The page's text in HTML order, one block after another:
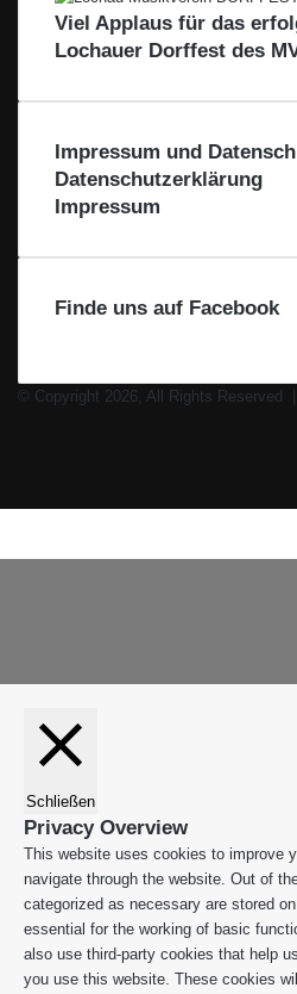
Viel Applaus für das
Lochauer Dorffest des
Impressum und
Datenschutzerklärung
Impressum
Finde uns auf Facebook
© Copyright 2026, All Rights Reserved |
Schließen
Privacy Overview
This website uses cookies to improve
navigate through the website. Out of
categorized as necessary are stored
essential for the working of basic
also use third-party cookies that help
you use this website. These cookies